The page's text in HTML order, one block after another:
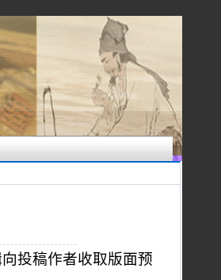
投稿作者收取版面预